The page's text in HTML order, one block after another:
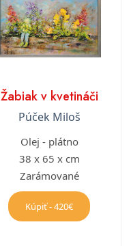
Žabiak v kvetináči
Púček Miloš
Olej - plátno
38 x 65 x cm
Zarámované
Kúpiť - 420€